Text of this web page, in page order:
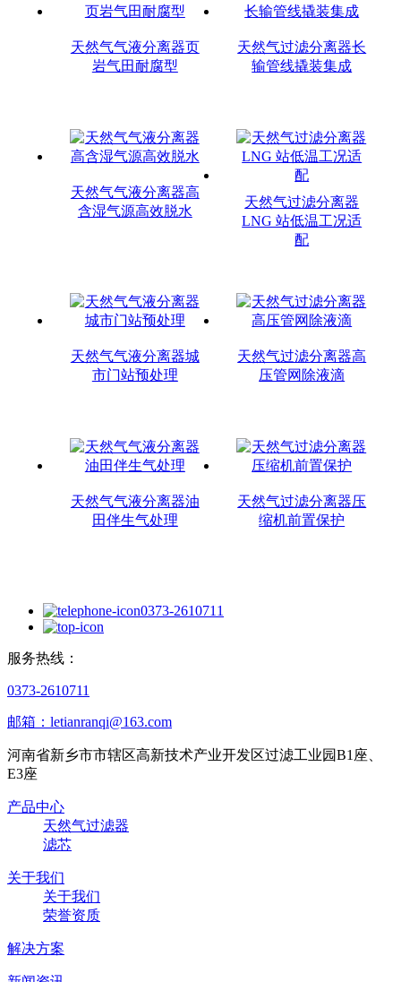
天然气气液分离器页
岩气田耐腐型
天然气过滤分离器长
输管线撬装集成
天然气气液分离器高
含湿气源高效脱水
天然气过滤分离器
LNG 站低温工况适
配
天然气气液分离器城
市门站预处理
天然气过滤分离器高
压管网除液滴
天然气气液分离器油
田伴生气处理
天然气过滤分离器压
缩机前置保护
0373-2610711
服务热线：
0373-2610711
邮箱：letianranqi@163.com
河南省新乡市市辖区高新技术产业开发区过滤工业园B1座、
E3座
产品中心
天然气过滤器
滤芯
关于我们
关于我们
荣誉资质
解决方案